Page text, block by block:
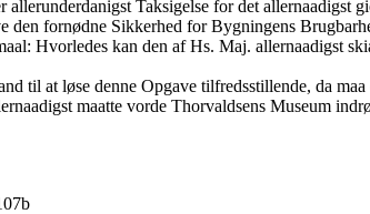
allerunderdanigst Taksigelse for det
den fornødne Sikkerhed for Bygningens
Hvorledes kan den af Hs. Maj. allernaadigst
til at løse denne Opgave tilfredsstillende, da
maatte vorde Thorvaldsens Museum